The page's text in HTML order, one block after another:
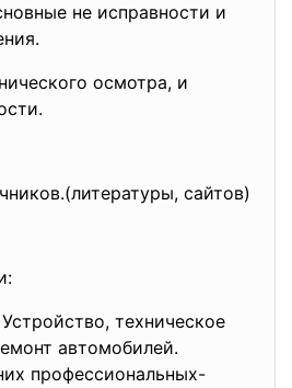
не исправности и
осмотра, и
сайтов)
техническое
автомобилей.
профессиональных-